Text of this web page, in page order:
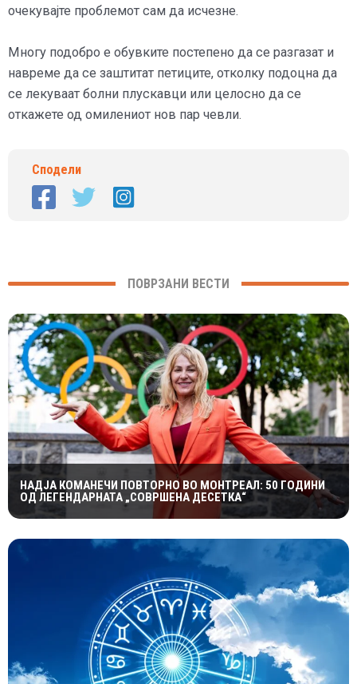
очекувајте проблемот сам да исчезне.
Многу подобро е обувките постепено да се разгазат и
навреме да се заштитат петиците, отколку подоцна да
се лекуваат болни плускавци или целосно да се
откажете од омилениот нов пар чевли.
Сподели
ПОВРЗАНИ ВЕСТИ
НАДЈА КОМАНЕЧИ ПОВТОРНО ВО МОНТРЕАЛ: 50 ГОДИНИ
ОД ЛЕГЕНДАРНАТА „СОВРШЕНА ДЕСЕТКА“